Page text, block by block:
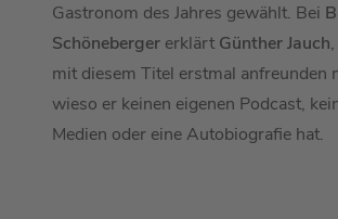
Gastronom des Jahres gewählt. Bei
Schöneberger erklärt Günther Jauch
mit diesem Titel erstmal anfreunden
wieso er keinen eigenen Podcast,
Medien oder eine Autobiografie hat.